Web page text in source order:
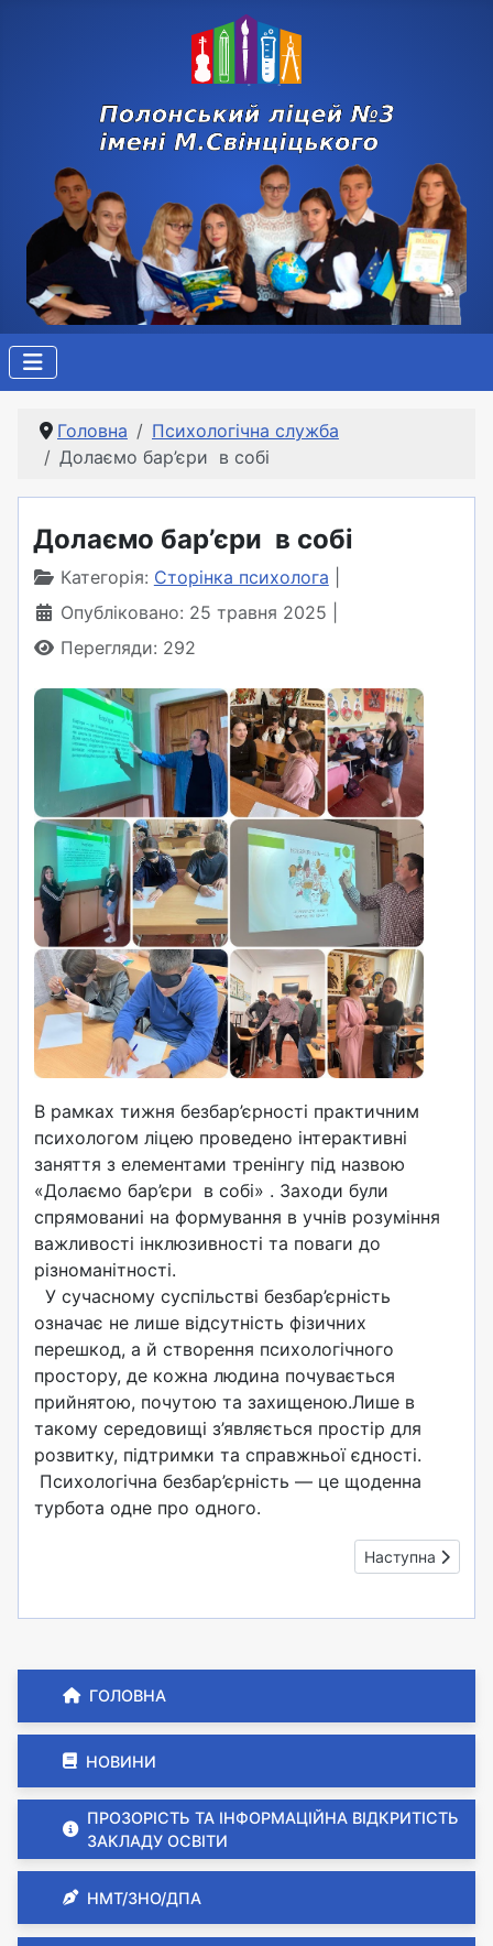
ГОЛОВНА
НОВИНИ
ПРОЗОРІСТЬ ТА ІНФОРМАЦІЙНА ВІДКРИТІСТЬ
ЗАКЛАДУ ОСВІТИ
НМТ/ЗНО/ДПА
Головна
Психологічна служба
Долаємо бар’єри в собі
Долаємо бар’єри в собі
Категорія: Сторінка психолога
Опубліковано: 25 травня 2025
Перегляди: 292
В рамках тижня безбар’єрності практичним
психологом ліцею проведено інтерактивні
заняття з елементами тренінгу під назвою
«Долаємо бар’єри в собі» . Заходи були
спрямованиі на формування в учнів розуміння
важливості інклюзивності та поваги до
різноманітності.
У сучасному суспільстві безбар’єрність
означає не лише відсутність фізичних
перешкод, а й створення психологічного
простору, де кожна людина почувається
прийнятою, почутою та захищеною.Лише в
такому середовищі з’являється простір для
розвитку, підтримки та справжньої єдності.
Психологічна безбар’єрність — це щоденна
турбота одне про одного.
Наступна
Наступна